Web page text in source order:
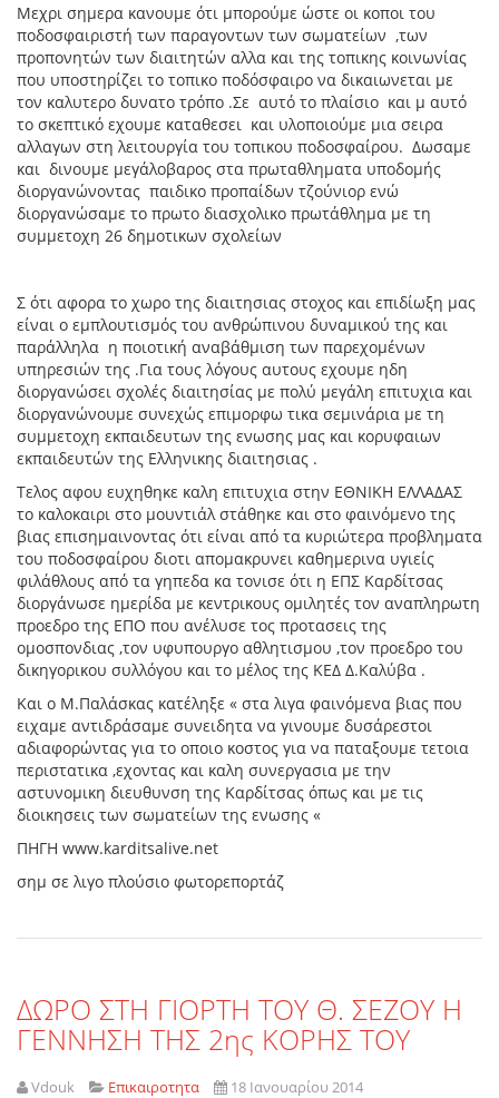
Μεχρι σημερα κανουμε ότι μπορούμε ώστε οι κοποι του
ποδοσφαιριστή των παραγοντων των σωματείων ,των
προπονητών των διαιτητών αλλα και της τοπικης κοινωνίας
που υποστηρίζει το τοπικο ποδόσφαιρο να δικαιωνεται με
τον καλυτερο δυνατο τρόπο .Σε αυτό το πλαίσιο και μ αυτό
το σκεπτικό εχουμε καταθεσει και υλοποιούμε μια σειρα
αλλαγων στη λειτουργία του τοπικου ποδοσφαίρου. Δωσαμε
και δινουμε μεγάλοβαρος στα πρωταθληματα υποδομής
διοργανώνοντας παιδικο προπαίδων τζούνιορ ενώ
διοργανώσαμε το πρωτο διασχολικο πρωτάθλημα με τη
συμμετοχη 26 δημοτικων σχολείων
Σ ότι αφορα το χωρο της διαιτησιας στοχος και επιδίωξη μας
είναι ο εμπλουτισμός του ανθρώπινου δυναμικού της και
παράλληλα η ποιοτική αναβάθμιση των παρεχομένων
υπηρεσιών της .Για τους λόγους αυτους εχουμε ηδη
διοργανώσει σχολές διαιτησίας με πολύ μεγάλη επιτυχια και
διοργανώνουμε συνεχώς επιμορφω τικα σεμινάρια με τη
συμμετοχη εκπαιδευτων της ενωσης μας και κορυφαιων
εκπαιδευτών της Ελληνικης διαιτησιας .
Τελος αφου ευχηθηκε καλη επιτυχια στην ΕΘΝΙΚΗ ΕΛΛΑΔΑΣ
το καλοκαιρι στο μουντιάλ στάθηκε και στο φαινόμενο της
βιας επισημαινοντας ότι είναι από τα κυριώτερα προβληματα
του ποδοσφαίρου διοτι απομακρυνει καθημερινα υγιείς
φιλάθλους από τα γηπεδα κα τονισε ότι η ΕΠΣ Καρδίτσας
διοργάνωσε ημερίδα με κεντρικους ομιλητές τον αναπληρωτη
προεδρο της ΕΠΟ που ανέλυσε τος προτασεις της
ομοσπονδιας ,τον υφυπουργο αθλητισμου ,τον προεδρο του
δικηγορικου συλλόγου και το μέλος της ΚΕΔ Δ.Καλύβα .
Και ο Μ.Παλάσκας κατέληξε « στα λιγα φαινόμενα βιας που
ειχαμε αντιδράσαμε συνειδητα να γινουμε δυσάρεστοι
αδιαφορώντας για το οποιο κοστος για να παταξουμε τετοια
περιστατικα ,εχοντας και καλη συνεργασια με την
αστυνομικη διευθυνση της Καρδίτσας όπως και με τις
διοικησεις των σωματείων της ενωσης «
ΠΗΓΗ www.karditsalive.net
σημ σε λιγο πλούσιο φωτορεπορτάζ
ΔΩΡΟ ΣΤΗ ΓΙΟΡΤΗ ΤΟΥ Θ. ΣΕΖΟΥ Η
ΓΕΝΝΗΣΗ ΤΗΣ 2ης ΚΟΡΗΣ ΤΟΥ
Vdouk Επικαιροτητα
18 Ιανουαρίου 2014